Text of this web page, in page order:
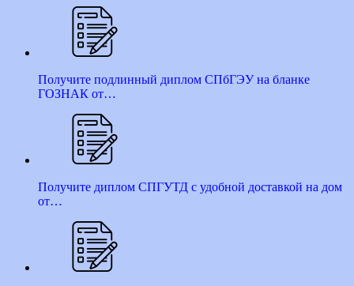
Получите подлинный диплом СПбГЭУ на бланке
ГОЗНАК от…
Получите диплом СПГУТД с удобной доставкой на дом
от…